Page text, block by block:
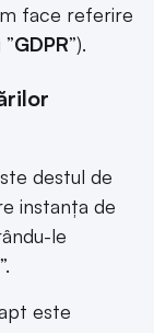
face referire
”GDPR”).
destul de
instanța de
le
este